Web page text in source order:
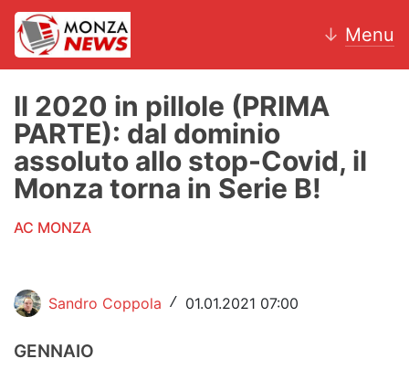
↓ Menu
News
AC Monza
Calcio
Volley
Hockey
Il 2020 in pillole (PRIMA
PARTE): dal dominio
assoluto allo stop-Covid, il
Monza torna in Serie B!
AC MONZA
Sandro Coppola / 01.01.2021 07:00
GENNAIO